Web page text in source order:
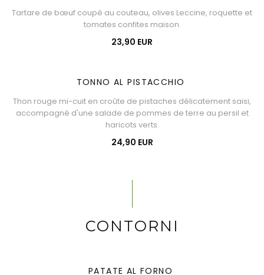
Tartare de bœuf coupé au couteau, olives Leccine, roquette et
tomates confites maison.
23,90 EUR
TONNO AL PISTACCHIO
Thon rouge mi-cuit en croûte de pistaches délicatement saisi,
accompagné d'une salade de pommes de terre au persil et
haricots verts.
24,90 EUR
CONTORNI
PATATE AL FORNO